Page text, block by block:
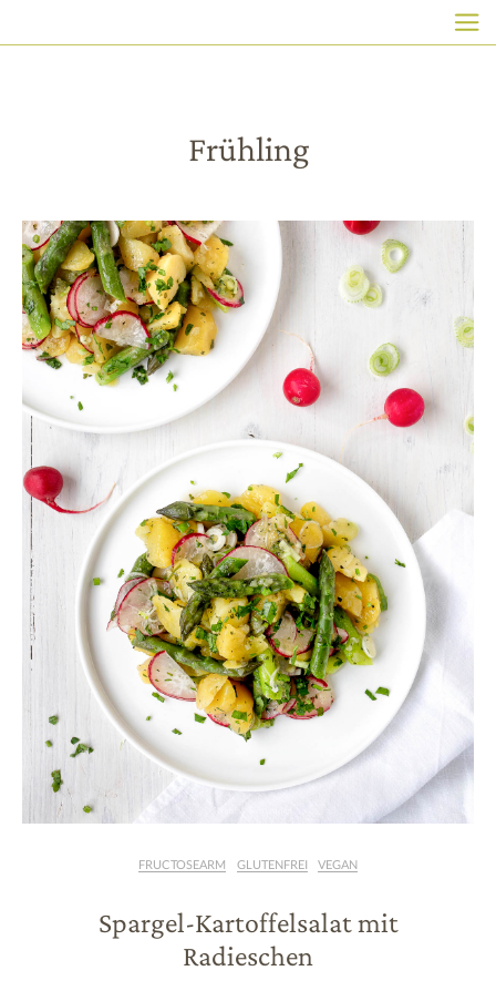
HAUPTNAVIGATION
Frühling
FRUCTOSEARM GLUTENFREI VEGAN
Spargel-Kartoffelsalat mit
Radieschen